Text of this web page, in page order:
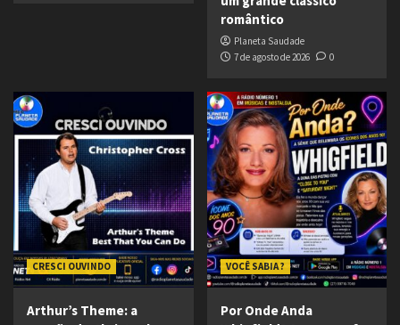
romântico
Planeta Saudade
7 de agosto de 2026
0
CRESCI OUVINDO
Arthur’s Theme: a
VOCÊ SABIA ?
Por Onde Anda